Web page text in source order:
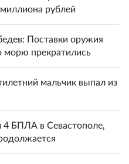
рублей
Поставки оружия
морю прекратились
мальчик выпал из
БПЛА в Севастополе,